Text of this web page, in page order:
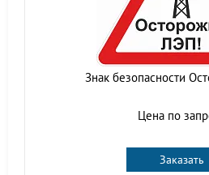
Знак безопасности
Цена по
Заказать